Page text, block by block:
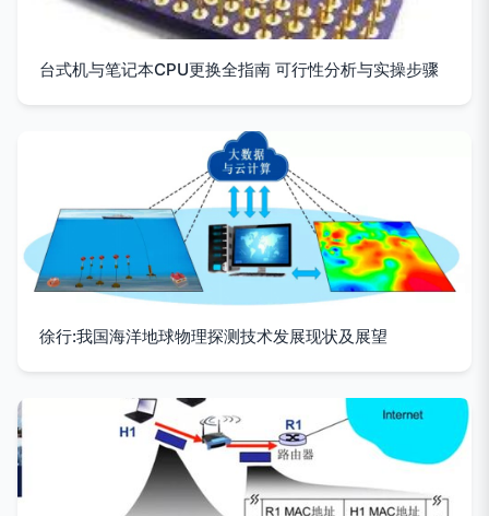
台式机与笔记本CPU更换全指南 可行性分析与实操步骤
徐行:我国海洋地球物理探测技术发展现状及展望